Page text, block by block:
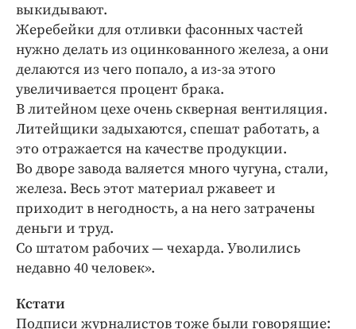
выкидывают.
Жеребейки для отливки фасонных частей
нужно делать из оцинкованного железа, а они
делаются из чего попало, а из-за этого
увеличивается процент брака.
В литейном цехе очень скверная вентиляция.
Литейщики задыхаются, спешат работать, а
это отражается на качестве продукции.
Во дворе завода валяется много чугуна, стали,
железа. Весь этот материал ржавеет и
приходит в негодность, а на него затрачены
деньги и труд.
Со штатом рабочих — чехарда. Уволились
недавно 40 человек».
Кстати
Подписи журналистов тоже были говорящие: